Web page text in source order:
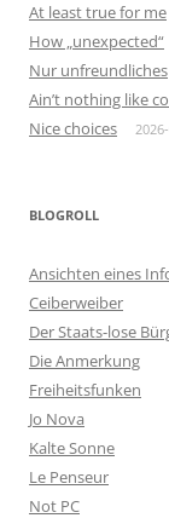
At least true for me
How „unexpected“
Nur unfreundliches
Ain’t nothing like
Nice choices
BLOGROLL
Ansichten eines
Ceiberweiber
Der Staats-lose
Die Anmerkung
Freiheitsfunken
Jo Nova
Kalte Sonne
Le Penseur
Not PC